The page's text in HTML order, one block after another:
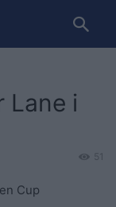
Lane i
51